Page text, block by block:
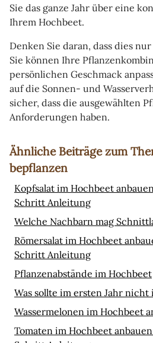
Sie das ganze Jahr über eine
Ihrem Hochbeet.
Denken Sie daran, dass dies
Sie können Ihre
persönlichen Geschmack
auf die Sonnen- und
sicher, dass die ausgewählten
Anforderungen haben.
Ähnliche Beiträge zum
bepflanzen
Kopfsalat im Hochbeet
Schritt Anleitung
Welche Nachbarn mag
Römersalat im Hochbeet
Schritt Anleitung
Pflanzenabstände im Hochbeet
Was sollte im ersten Jahr nicht
Wassermelonen im Hochbeet
Tomaten im Hochbeet